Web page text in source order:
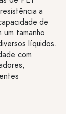
a
de
tamanho
líquidos.
com